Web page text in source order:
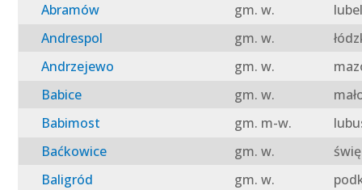
Abramów
gm. w.
Andrespol
gm. w.
Andrzejewo
gm. w.
Babice
gm. w.
Babimost
gm. m-w.
Baćkowice
gm. w.
Baligród
gm. w.